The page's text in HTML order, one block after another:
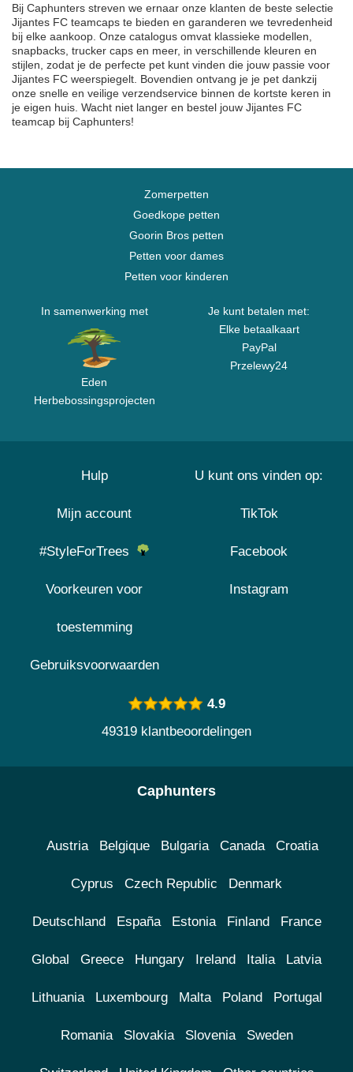
Bij Caphunters streven we ernaar onze klanten de beste selectie
Jijantes FC teamcaps te bieden en garanderen we tevredenheid
bij elke aankoop. Onze catalogus omvat klassieke modellen,
snapbacks, trucker caps en meer, in verschillende kleuren en
stijlen, zodat je de perfecte pet kunt vinden die jouw passie voor
Jijantes FC weerspiegelt. Bovendien ontvang je je pet dankzij
onze snelle en veilige verzendservice binnen de kortste keren in
je eigen huis. Wacht niet langer en bestel jouw Jijantes FC
teamcap bij Caphunters!
Zomerpetten
Goedkope petten
Goorin Bros petten
Petten voor dames
Petten voor kinderen
In samenwerking met
Eden
Herbebossingsprojecten
Je kunt betalen met:
Elke betaalkaart
PayPal
Przelewy24
Hulp
Mijn account
#StyleForTrees
Voorkeuren voor
toestemming
Gebruiksvoorwaarden
U kunt ons vinden op:
TikTok
Facebook
Instagram
4.9
49319 klantbeoordelingen
Caphunters
Austria Belgique Bulgaria Canada Croatia
Cyprus Czech Republic Denmark
Deutschland España Estonia Finland France
Global Greece Hungary Ireland Italia Latvia
Lithuania Luxembourg Malta Poland Portugal
Romania Slovakia Slovenia Sweden